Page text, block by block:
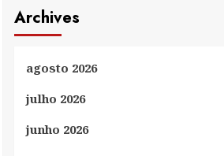
Archives
agosto 2026
julho 2026
junho 2026